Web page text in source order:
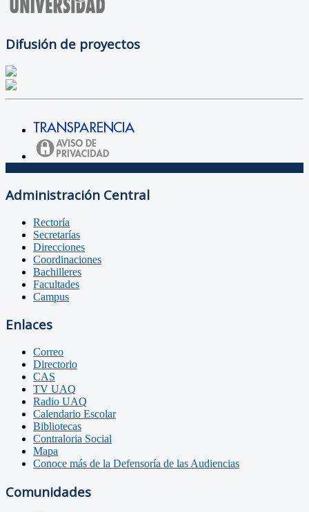
Difusión de proyectos
Administración Central
Rectoría
Secretarías
Direcciones
Coordinaciones
Bachilleres
Facultades
Campus
Enlaces
Correo
Directorio
CAS
TV UAQ
Radio UAQ
Calendario Escolar
Bibliotecas
Contraloria Social
Mapa
Conoce más de la Defensoría de las Audiencias
Comunidades